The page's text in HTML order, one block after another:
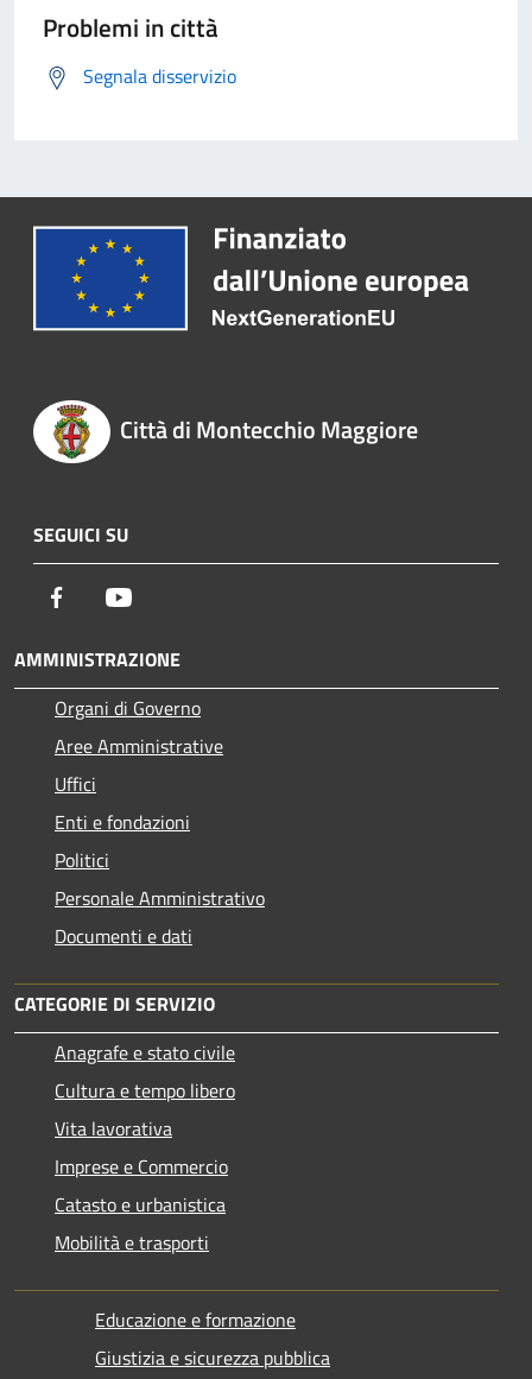
Problemi in città
Segnala disservizio
Città di Montecchio Maggiore
SEGUICI SU
Facebook
AMMINISTRAZIONE
Organi di Governo
Aree Amministrative
Uffici
Enti e fondazioni
Politici
Personale Amministrativo
Documenti e dati
CATEGORIE DI SERVIZIO
Anagrafe e stato civile
Cultura e tempo libero
Vita lavorativa
Imprese e Commercio
Catasto e urbanistica
Mobilità e trasporti
Educazione e formazione
Giustizia e sicurezza pubblica